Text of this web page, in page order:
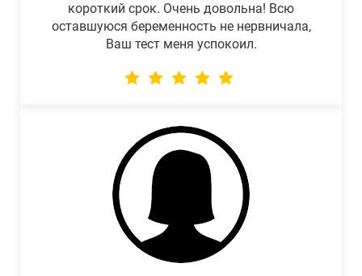
короткий срок. Очень довольна! Всю
оставшуюся беременность не нервничала,
Ваш тест меня успокоил.